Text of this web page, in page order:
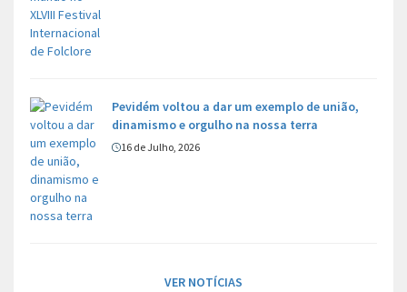
Pevidém voltou a dar um exemplo de união,
dinamismo e orgulho na nossa terra
16 de Julho, 2026
VER NOTÍCIAS